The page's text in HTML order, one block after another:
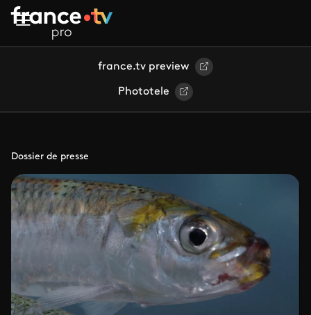
Aller au contenu principal
france.tv preview
Phototele
Dossier de presse